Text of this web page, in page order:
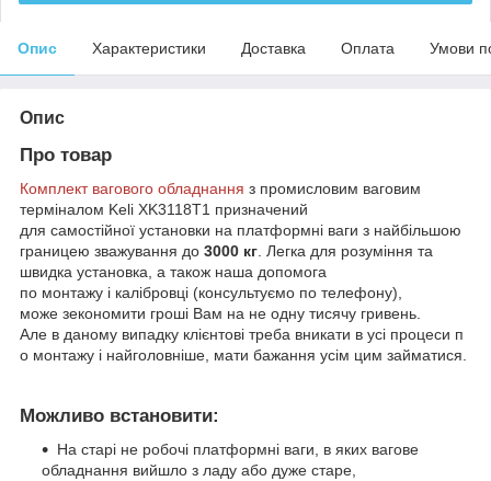
Опис Характеристики Доставка Оплата Умови
Опис
Про товар
Комплект вагового обладнання з промисловим ваговим
терміналом Keli XK3118T1 призначений
для самостійної установки на платформні ваги з найбільшою
границею зважування до 3000 кг . Легка для розуміння та
швидка установка, а також наша допомога
по монтажу і калібровці (консультуємо по телефону),
може зекономити гроші Вам на не одну тисячу гривень.
Але в даному випадку клієнтові треба вникати в усі процеси п
о монтажу і найголовніше, мати бажання усім цим займатися.
Можливо встановити:
На старі не робочі платформні ваги, в яких вагове
обладнання вийшло з ладу або дуже старе,